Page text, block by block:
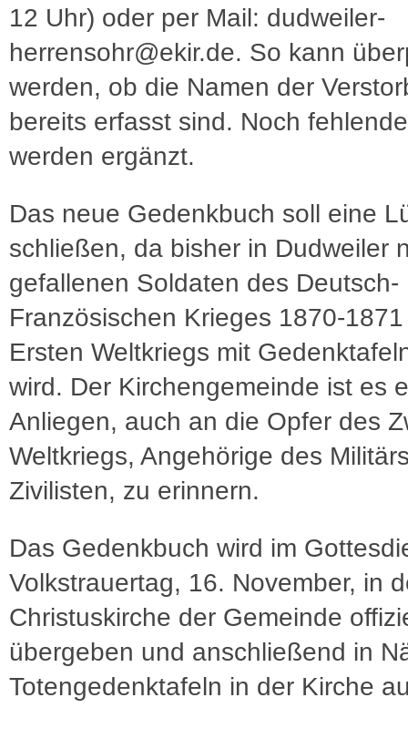
12 Uhr) oder per Mail: dudweiler-
herrensohr@ekir.de. So kann
werden, ob die Namen der
bereits erfasst sind. Noch
werden ergänzt.
Das neue Gedenkbuch soll eine
schließen, da bisher in Dudweiler
gefallenen Soldaten des Deutsch-
Französischen Krieges 1870-
Ersten Weltkriegs mit
wird. Der Kirchengemeinde ist es
Anliegen, auch an die Opfer des
Weltkriegs, Angehörige des
Zivilisten, zu erinnern.
Das Gedenkbuch wird im
Volkstrauertag, 16. November, in
Christuskirche der Gemeinde
übergeben und anschließend in
Totengedenktafeln in der Kirche